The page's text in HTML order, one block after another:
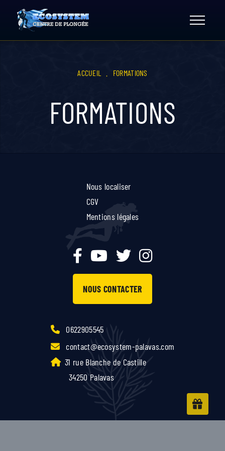
content
ACCUEIL FORMATIONS
FORMATIONS
Nous localiser
CGV
Mentions légales
NOUS CONTACTER
0622905545
contact@ecosystem-palavas.com
31 rue Blanche de Castille
34250 Palavas